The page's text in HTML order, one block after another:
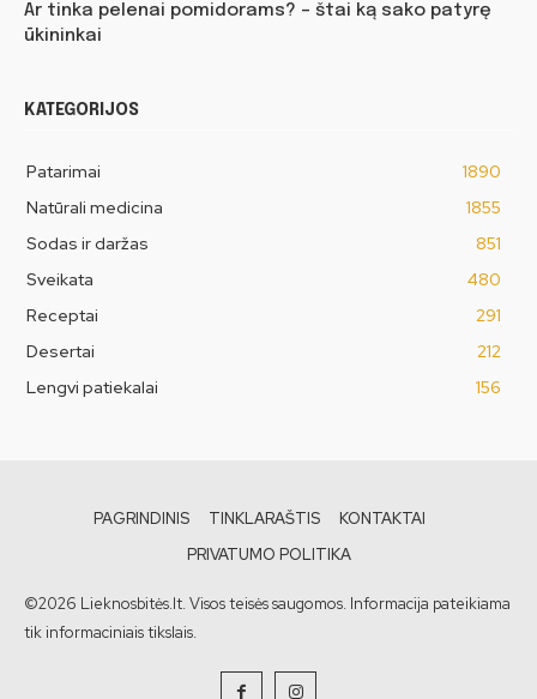
Ar tinka pelenai pomidorams? – štai ką sako patyrę
ūkininkai
KATEGORIJOS
Patarimai
1890
Natūrali medicina
1855
Sodas ir daržas
851
Sveikata
480
Receptai
291
Desertai
212
Lengvi patiekalai
156
PAGRINDINIS TINKLARAŠTIS
KONTAKTAI
PRIVATUMO POLITIKA
©2026 Lieknosbitės.lt. Visos teisės saugomos. Informacija pateikiama
tik informaciniais tikslais.